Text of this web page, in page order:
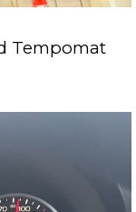
Tempomat